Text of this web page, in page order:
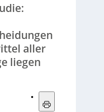
aller
liegen